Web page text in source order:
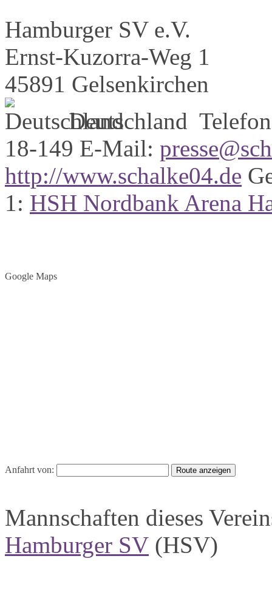
Hamburger SV e.V.
Ernst-Kuzorra-Weg 1
45891 Gelsenkirchen
Deutschland
18-149 E-Mail:
http://www.schalke04.de
1: HSH Nordbank Arena
Google Maps
Anfahrt von:
Mannschaften dieses
Hamburger SV (HSV)